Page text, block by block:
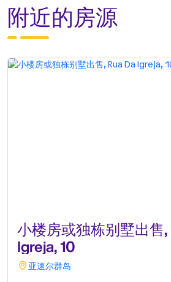
附近的房源
小楼房或独栋别墅出售,
Igreja, 10
亚速尔群岛